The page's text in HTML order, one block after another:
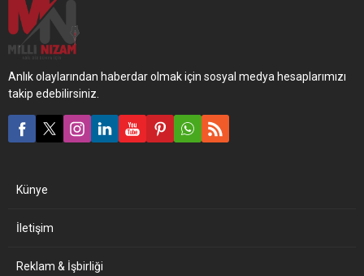
Anlık olaylarından haberdar olmak için sosyal medya hesaplarımızı
takip edebilirsiniz.
Künye
İletişim
Reklam & İşbirliği